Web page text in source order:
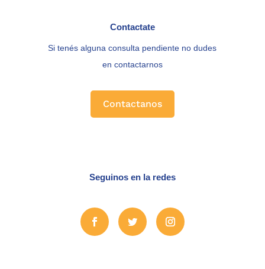
Contactate
Si tenés alguna consulta pendiente no dudes
en contactarnos
Contactanos
Seguinos en la redes